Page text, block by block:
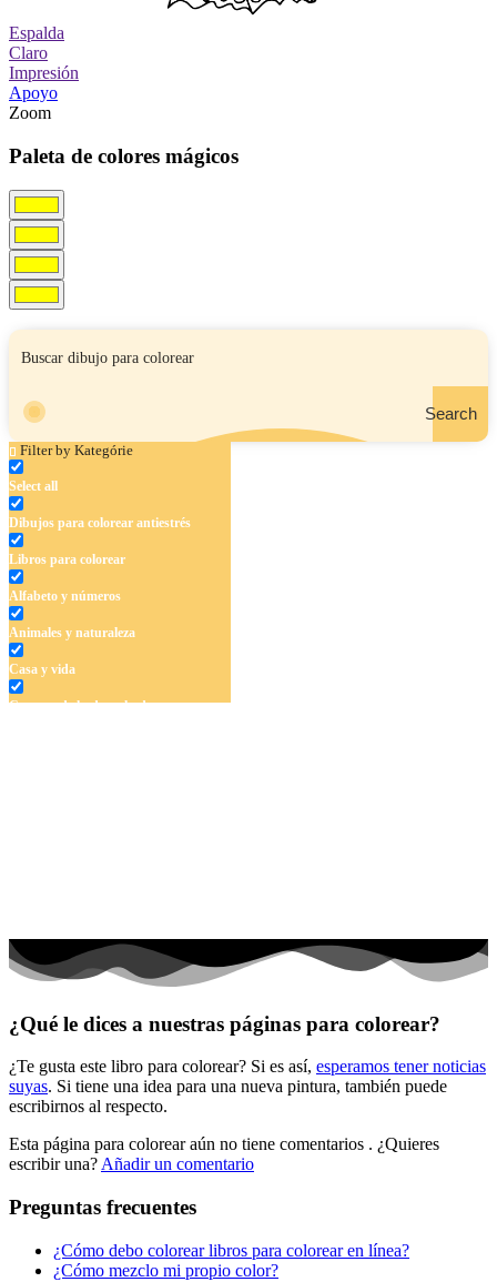
Espalda
Claro
Impresión
Apoyo
Zoom
Paleta de colores mágicos
Search
Filter by Kategórie
Select all
Dibujos para colorear antiestrés
Libros para colorear
Alfabeto y números
Animales y naturaleza
Casa y vida
Cuentos de hadas y hadas
Halloween y otoño
Mandalas
Música e instrumentos musicales
Peluches y caballos
Primavera y pascua
Transporte
Verano y vacaciones
¿Qué le dices a nuestras páginas para colorear?
¿Te gusta este libro para colorear? Si es así, esperamos tener noticias
suyas. Si tiene una idea para una nueva pintura, también puede
escribirnos al respecto.
Esta página para colorear aún no tiene comentarios . ¿Quieres
escribir una? Añadir un comentario
Preguntas frecuentes
¿Cómo debo colorear libros para colorear en línea?
¿Cómo mezclo mi propio color?